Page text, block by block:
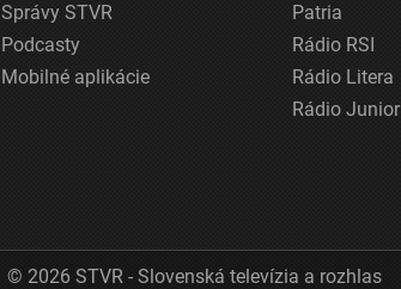
Správy STVR
Podcasty
Mobilné aplikácie
Patria
Rádio RSI
Rádio Litera
Rádio Junior
© 2026 STVR - Slovenská televízia a rozhlas